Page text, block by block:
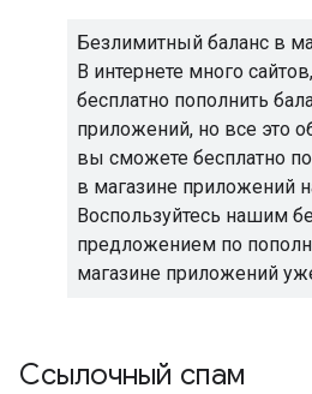
Безлимитный баланс в
В интернете много
бесплатно пополнить
приложений, но все это
вы сможете бесплатно
в магазине приложений
Воспользуйтесь нашим
предложением по
магазине приложений
Ссылочный спам